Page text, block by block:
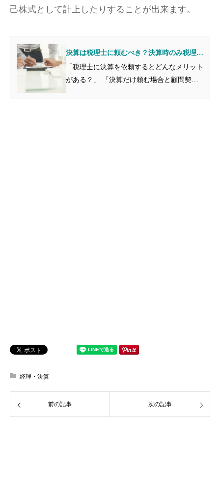
己株式として計上したりすることが出来ます。
決算は税理士に頼むべき？決算時のみ税理士
に頼むメリットとデメリットについて紹介
「税理士に決算を依頼するとどんなメリット
がある？」 「決算だけ頼む場合と顧問契約
経理・決算
前の記事 次の記事